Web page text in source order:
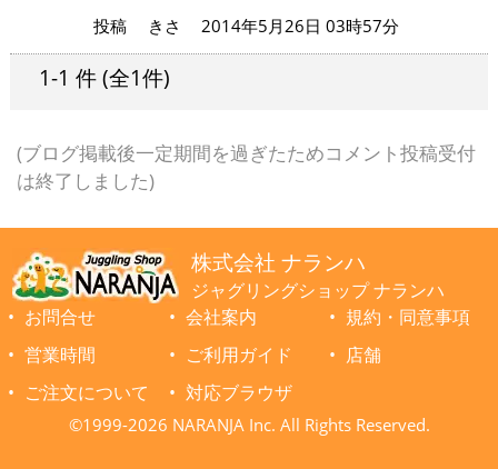
投稿 きさ 2014年5月26日 03時57分
1-1 件 (全1件)
(ブログ掲載後一定期間を過ぎたためコメント投稿受付
は終了しました)
株式会社 ナランハ
ジャグリングショップ ナランハ
お問合せ
会社案内
規約・同意事項
営業時間
ご利用ガイド
店舗
ご注文について
対応ブラウザ
©1999-2026 NARANJA Inc. All Rights Reserved.